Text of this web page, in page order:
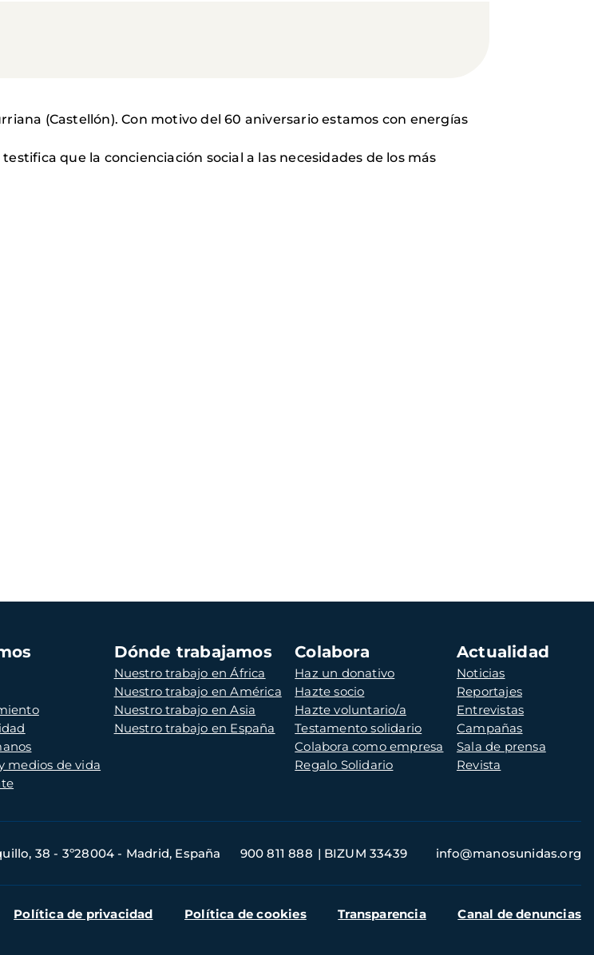
(Castellón). Con motivo del 60 aniversario estamos con energías
que la concienciación social a las necesidades de los más
medios de vida
Dónde trabajamos
Nuestro trabajo en África
Nuestro trabajo en América
Nuestro trabajo en Asia
Nuestro trabajo en España
Colabora
Haz un donativo
Hazte socio
Hazte voluntario/a
Testamento solidario
Colabora como empresa
Regalo Solidario
Actualidad
Noticias
Reportajes
Entrevistas
Campañas
Sala de prensa
Revista
38 - 3º28004 - Madrid, España 900 811 888 BIZUM 33439 info@manosunidas.org
Política de privacidad Política de cookies Transparencia Canal de denuncias